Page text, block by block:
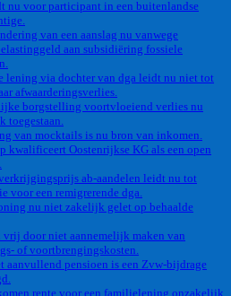
nu voor participant in een buitenlandse
van een aanslag nu vanwege
aan subsidiëring fossiele
lening via dochter van dga leidt nu niet tot
afwaarderingsverlies.
borgstelling voortvloeiend verlies nu
toegestaan.
van mocktails is nu bron van inkomen.
kwalificeert Oostenrijkse KG als een open
ab-aandelen leidt nu tot
voor een remigrerende dga.
nu niet zakelijk gelet op behaalde
door niet aannemelijk maken van
of voortbrengingskosten.
aanvullend pensioen is een Zvw-bijdrage
rente voor een familielening onzakelijk